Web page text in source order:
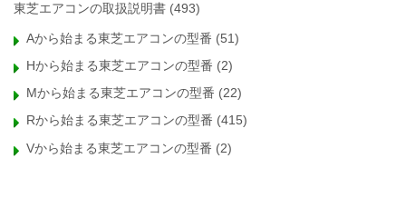
東芝エアコンの取扱説明書 (493)
Aから始まる東芝エアコンの型番 (51)
Hから始まる東芝エアコンの型番 (2)
Mから始まる東芝エアコンの型番 (22)
Rから始まる東芝エアコンの型番 (415)
Vから始まる東芝エアコンの型番 (2)